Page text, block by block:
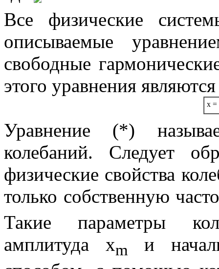
Все физические
описываемые
свободные
этого уравнения
x =
Уравнение (*)
колебаний. Следует
физические свойства
только собственную
Такие параметры
амплитуда xm
и